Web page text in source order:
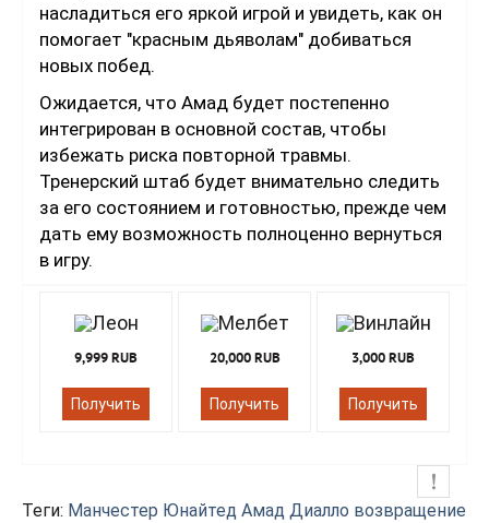
насладиться его яркой игрой и увидеть, как он
помогает "красным дьяволам" добиваться
новых побед.
Ожидается, что Амад будет постепенно
интегрирован в основной состав, чтобы
избежать риска повторной травмы.
Тренерский штаб будет внимательно следить
за его состоянием и готовностью, прежде чем
дать ему возможность полноценно вернуться
в игру.
9,999 RUB
Получить
20,000 RUB
Получить
3,000 RUB
Получить
Теги: Манчестер Юнайтед Амад Диалло возвращение